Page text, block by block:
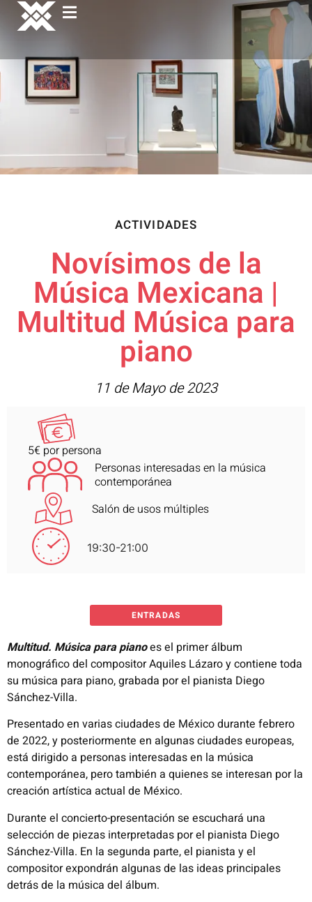
ACTIVIDADES
Novísimos de la
Música Mexicana |
Multitud Música para
piano
11 de Mayo de 2023
5€ por persona
Personas interesadas en la música
contemporánea
Salón de usos múltiples
19:30-21:00
ENTRADAS
Multitud. Música para pianoes el primer álbum
monográfico del compositor Aquiles Lázaro y contiene toda
su música para piano, grabada por el pianista Diego
Sánchez-Villa.
Presentado en varias ciudades de México durante febrero
de 2022, y posteriormente en algunas ciudades europeas,
está dirigido a personas interesadas en la música
contemporánea, pero también a quienes se interesan por la
creación artística actual de México.
Durante el concierto-presentación se escuchará una
selección de piezas interpretadas por el pianista Diego
Sánchez-Villa. En la segunda parte, el pianista y el
compositor expondrán algunas de las ideas principales
detrás de la música del álbum.